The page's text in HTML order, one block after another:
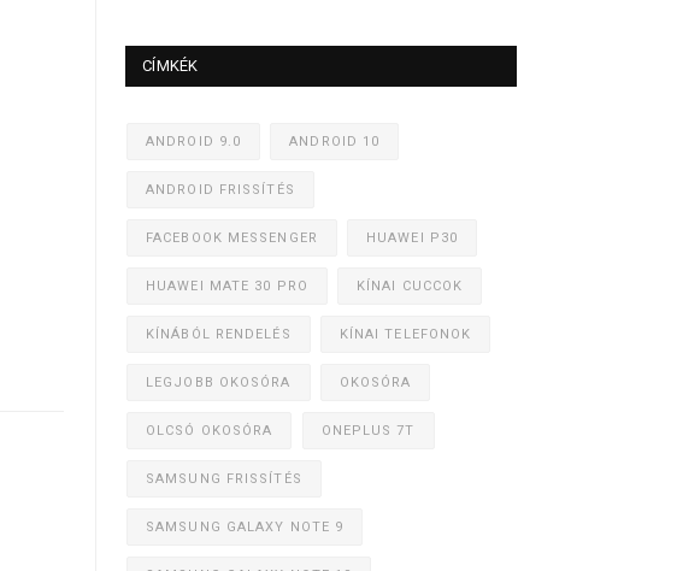
CÍMKÉK
ANDROID 9.0 ANDROID 10
ANDROID FRISSÍTÉS
FACEBOOK MESSENGER HUAWEI P30
HUAWEI MATE 30 PRO KÍNAI CUCCOK
KÍNÁBÓL RENDELÉS KÍNAI TELEFONOK
LEGJOBB OKOSÓRA OKOSÓRA
OLCSÓ OKOSÓRA ONEPLUS 7T
SAMSUNG FRISSÍTÉS
SAMSUNG GALAXY NOTE 9